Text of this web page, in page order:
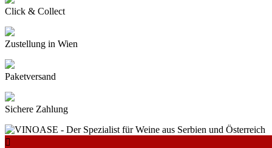
Click & Collect
Zustellung in Wien
Paketversand
Sichere Zahlung
